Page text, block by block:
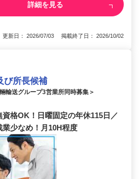
詳細を見る
更新日： 2026/07/03 掲載終了日： 2026/10/02
び所長候補
輸送グループ3営業所同時募集＞
格OK！日曜固定の年休115日／
業少なめ！月10H程度